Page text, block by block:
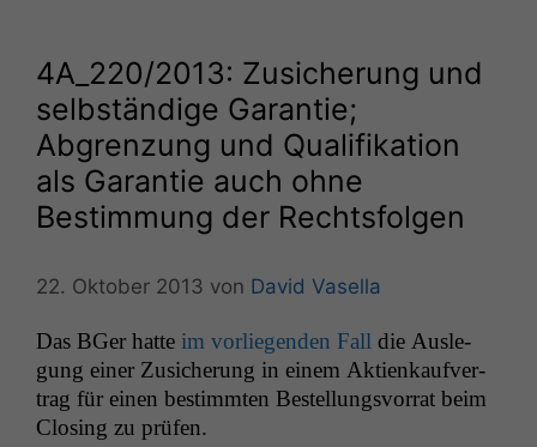
4A_220/2013: Zusicherung und
selbständige Garantie;
Abgrenzung und Qualifikation
als Garantie auch ohne
Bestimmung der Rechtsfolgen
22. Oktober 2013 von David Vasella
Das BGer hat­te im vor­liegen­den Fall die Ausle­
gung ein­er Zusicherung in einem Aktienkaufver­
trag für einen bes­timmten Bestel­lungsvor­rat beim
Clos­ing zu prüfen.